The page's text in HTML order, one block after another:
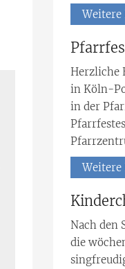
Herzliche
in Köln-
in der
Nach den
die